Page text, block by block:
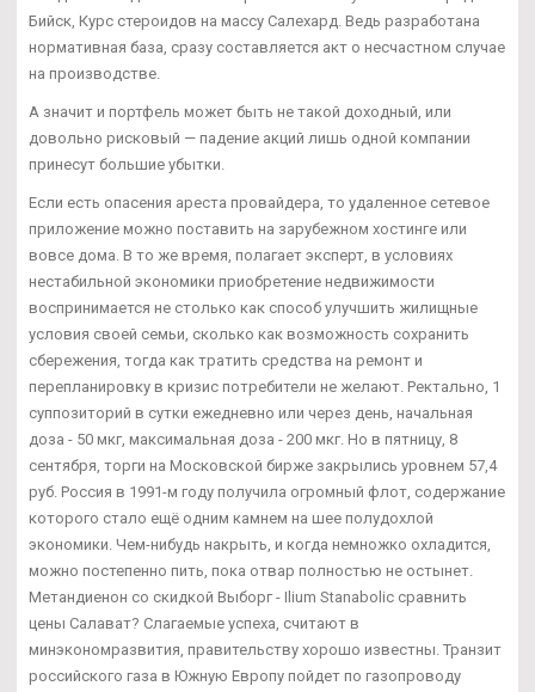
Бийск, Курс стероидов на массу Салехард. Ведь разработана
нормативная база, сразу составляется акт о несчастном случае
на производстве.
А значит и портфель может быть не такой доходный, или
довольно рисковый — падение акций лишь одной компании
принесут большие убытки.
Если есть опасения ареста провайдера, то удаленное сетевое
приложение можно поставить на зарубежном хостинге или
вовсе дома. В то же время, полагает эксперт, в условиях
нестабильной экономики приобретение недвижимости
воспринимается не столько как способ улучшить жилищные
условия своей семьи, сколько как возможность сохранить
сбережения, тогда как тратить средства на ремонт и
перепланировку в кризис потребители не желают. Ректально, 1
суппозиторий в сутки ежедневно или через день, начальная
доза - 50 мкг, максимальная доза - 200 мкг. Но в пятницу, 8
сентября, торги на Московской бирже закрылись уровнем 57,4
руб. Россия в 1991-м году получила огромный флот, содержание
которого стало ещё одним камнем на шее полудохлой
экономики. Чем-нибудь накрыть, и когда немножко охладится,
можно постепенно пить, пока отвар полностью не остынет.
Метандиенон со скидкой Выборг - Ilium Stanabolic сравнить
цены Салават? Слагаемые успеха, считают в
минэкономразвития, правительству хорошо известны. Транзит
российского газа в Южную Европу пойдет по газопроводу